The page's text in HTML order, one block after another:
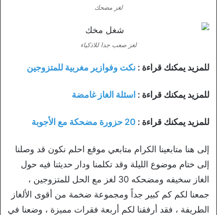
لغز مضحك
لغز صعب جدا للاذكياء
للمزيد يمكنك قراءة : نكت وفوازير مغربية للمتزوجين
للمزيد يمكنك قراءة : اسئلة الغاز غامضة
للمزيد يمكنك قراءة : 20 حزورة مضحكة مع الأجوبة
إلى هنا متابعينا الكرام متابعي موقع احلم نكون قد وصلنا
إلى ختام موضوع الليلة وقد تكلمنا ودار حديثنا فيه حول
الغاز سخيفه ومضحكه 30 لغز مع الحل للمتزوجين ،
جمعنا لكم كم كبير جداً ومجموعة ضخمة من أقوى الألغاز
الطريفة ، فقد أرفقنا لكم أربعة فقرات مميزة ، وضعنا في